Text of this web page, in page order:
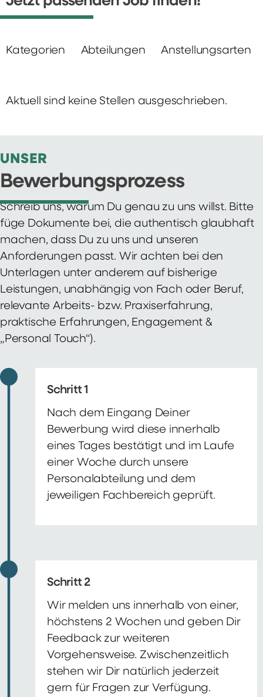
Kategorien Abteilungen Anstellungsarten
Aktuell sind keine Stellen ausgeschrieben.
UNSER
Bewerbungsprozess
Schreib uns, warum Du genau zu uns willst. Bitte
füge Dokumente bei, die authentisch glaubhaft
machen, dass Du zu uns und unseren
Anforderungen passt. Wir achten bei den
Unterlagen unter anderem auf bisherige
Leistungen, unabhängig von Fach oder Beruf,
relevante Arbeits- bzw. Praxiserfahrung,
praktische Erfahrungen, Engagement &
„Personal Touch“).
Schritt 1
Nach dem Eingang Deiner
Bewerbung wird diese innerhalb
eines Tages bestätigt und im Laufe
einer Woche durch unsere
Personalabteilung und dem
jeweiligen Fachbereich geprüft.
Schritt 2
Wir melden uns innerhalb von einer,
höchstens 2 Wochen und geben Dir
Feedback zur weiteren
Vorgehensweise. Zwischenzeitlich
stehen wir Dir natürlich jederzeit
gern für Fragen zur Verfügung.